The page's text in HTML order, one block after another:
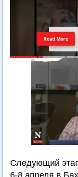
Read More
Следующий этап
6-8 апреля в